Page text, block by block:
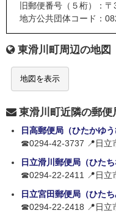
旧郵便番号（５桁）：〒
地方公共団体コード：
東滑川町周辺の地図
地図を表示
東滑川町近隣の郵
日高郵便局（ひたかゆう
☎0294-42-3737 📍日立
日立滑川郵便局（ひた
☎0294-22-2411 📍日立
日立宮田郵便局（ひた
☎0294-22-2418 📍日立